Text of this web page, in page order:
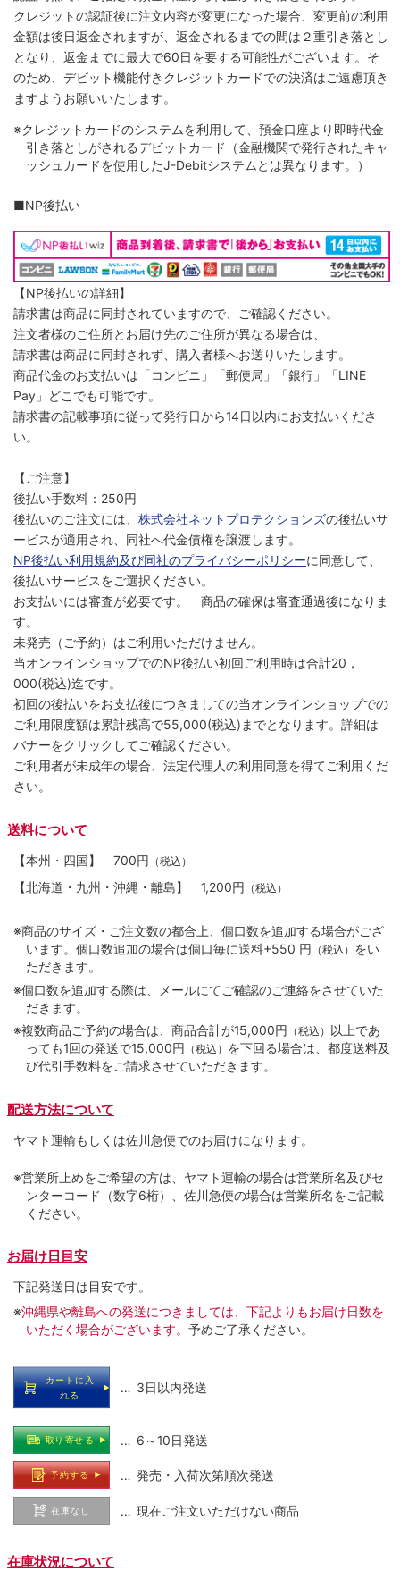
クレジットの認証後に注文内容が変更になった場合、変更前の利用
金額は後日返金されますが、返金されるまでの間は２重引き落とし
となり、返金までに最大で60日を要する可能性がございます。そ
のため、デビット機能付きクレジットカードでの決済はご遠慮頂き
ますようお願いいたします。
※クレジットカードのシステムを利用して、預金口座より即時代金
引き落としがされるデビットカード（金融機関で発行されたキャ
ッシュカードを使用したJ-Debitシステムとは異なります。）
■NP後払い
【NP後払いの詳細】
請求書は商品に同封されていますので、ご確認ください。
注文者様のご住所とお届け先のご住所が異なる場合は、
請求書は商品に同封されず、購入者様へお送りいたします。
商品代金のお支払いは「コンビニ」「郵便局」「銀行」「LINE
Pay」どこでも可能です。
請求書の記載事項に従って発行日から14日以内にお支払いくださ
い。
【ご注意】
後払い手数料：250円
後払いのご注文には、 株式会社ネットプロテクションズの後払いサ
ービスが適用され、同社へ代金債権を譲渡します。
NP後払い利用規約及び同社のプライバシーポリシーに同意して、
後払いサービスをご選択ください。
お支払いには審査が必要です。 商品の確保は審査通過後になりま
す。
未発売（ご予約）はご利用いただけません。
当オンラインショップでのNP後払い初回ご利用時は合計20，
000(税込)迄です。
初回の後払いをお支払後につきましての当オンラインショップでの
ご利用限度額は累計残高で55,000(税込)までとなります。詳細は
バナーをクリックしてご確認ください。
ご利用者が未成年の場合、法定代理人の利用同意を得てご利用くだ
さい。
送料について
【本州・四国】 700円 （税込）
【北海道・九州・沖縄・離島】 1,200円 （税込）
※商品のサイズ・ご注文数の都合上、個口数を追加する場合がござ
います。個口数追加の場合は個口毎に送料+550 円 （税込） をい
ただきます。
※個口数を追加する際は、メールにてご確認のご連絡をさせていた
だきます。
※複数商品ご予約の場合は、商品合計が15,000円 （税込） 以上であ
っても1回の発送で15,000円 （税込） を下回る場合は、都度送料及
び代引手数料をご請求させていただきます。
配送方法について
ヤマト運輸もしくは佐川急便でのお届けになります。
※営業所止めをご希望の方は、ヤマト運輸の場合は営業所名及びセ
ンターコード（数字6桁）、佐川急便の場合は営業所名をご記載
ください。
お届け日目安
下記発送日は目安です。
※沖縄県や離島への発送につきましては、下記よりもお届け日数を
いただく場合がございます。 予めご了承ください。
カートに入
れる
… 3日以内発送
取り寄せる … 6～10日発送
予約する … 発売・入荷次第順次発送
在庫なし … 現在ご注文いただけない商品
在庫状況について